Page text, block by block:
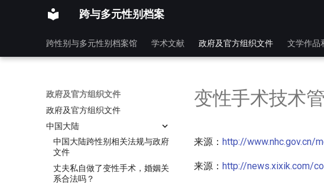
跨与多元性别档案
跨性别与多元性别档案馆 学术文献 政府及官方组织文件 文学作品
政府及官方组织文件
政府及官方组织文件
中国大陆
中国大陆跨性别相关法规与政府
文件
丈夫私自做了变性手术，婚姻关
系合法吗？
变性手术技术
来源： http://www.nhc.gov.cn/
来源： http://news.xixik.com/